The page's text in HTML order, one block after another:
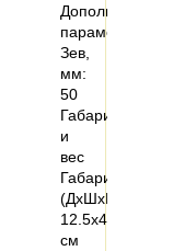
параметры
Зев,
мм:
50
Габариты
и
вес
Габариты
(ДхШхВ):
12.5х4,0х20.5
см